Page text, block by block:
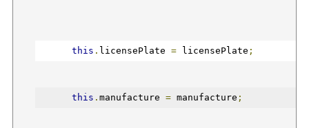
this . licensePlate = licensePlate ;
this . manufacture = manufacture ;